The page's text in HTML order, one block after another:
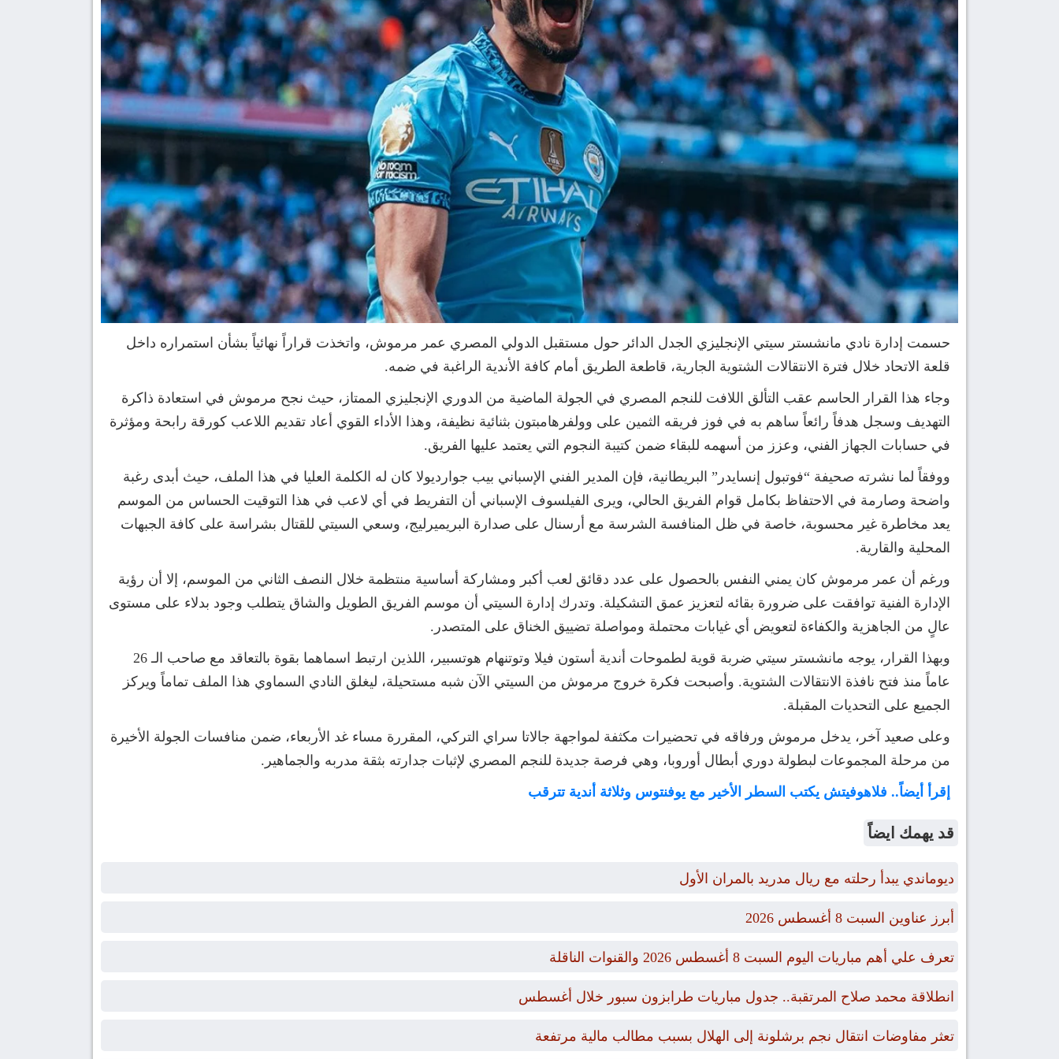
حسمت إدارة نادي مانشستر سيتي الإنجليزي الجدل الدائر حول مستقبل الدولي المصري عمر مرموش، واتخذت قراراً نهائياً بشأن استمراره داخل
قلعة الاتحاد خلال فترة الانتقالات الشتوية الجارية، قاطعة الطريق أمام كافة الأندية الراغبة في ضمه.
وجاء هذا القرار الحاسم عقب التألق اللافت للنجم المصري في الجولة الماضية من الدوري الإنجليزي الممتاز، حيث نجح مرموش في استعادة ذاكرة
التهديف وسجل هدفاً رائعاً ساهم به في فوز فريقه الثمين على وولفرهامبتون بثنائية نظيفة، وهذا الأداء القوي أعاد تقديم اللاعب كورقة رابحة ومؤثرة
في حسابات الجهاز الفني، وعزز من أسهمه للبقاء ضمن كتيبة النجوم التي يعتمد عليها الفريق.
ووفقاً لما نشرته صحيفة “فوتبول إنسايدر” البريطانية، فإن المدير الفني الإسباني بيب جوارديولا كان له الكلمة العليا في هذا الملف، حيث أبدى رغبة
واضحة وصارمة في الاحتفاظ بكامل قوام الفريق الحالي، ويرى الفيلسوف الإسباني أن التفريط في أي لاعب في هذا التوقيت الحساس من الموسم
يعد مخاطرة غير محسوبة، خاصة في ظل المنافسة الشرسة مع أرسنال على صدارة البريميرليج، وسعي السيتي للقتال بشراسة على كافة الجبهات
المحلية والقارية.
ورغم أن عمر مرموش كان يمني النفس بالحصول على عدد دقائق لعب أكبر ومشاركة أساسية منتظمة خلال النصف الثاني من الموسم، إلا أن رؤية
الإدارة الفنية توافقت على ضرورة بقائه لتعزيز عمق التشكيلة. وتدرك إدارة السيتي أن موسم الفريق الطويل والشاق يتطلب وجود بدلاء على مستوى
عالٍ من الجاهزية والكفاءة لتعويض أي غيابات محتملة ومواصلة تضييق الخناق على المتصدر.
وبهذا القرار، يوجه مانشستر سيتي ضربة قوية لطموحات أندية أستون فيلا وتوتنهام هوتسبير، اللذين ارتبط اسماهما بقوة بالتعاقد مع صاحب الـ 26
عاماً منذ فتح نافذة الانتقالات الشتوية. وأصبحت فكرة خروج مرموش من السيتي الآن شبه مستحيلة، ليغلق النادي السماوي هذا الملف تماماً ويركز
الجميع على التحديات المقبلة.
وعلى صعيد آخر، يدخل مرموش ورفاقه في تحضيرات مكثفة لمواجهة جالاتا سراي التركي، المقررة مساء غد الأربعاء، ضمن منافسات الجولة الأخيرة
من مرحلة المجموعات لبطولة دوري أبطال أوروبا، وهي فرصة جديدة للنجم المصري لإثبات جدارته بثقة مدربه والجماهير.
إقرأ أيضاً.. فلاهوفيتش يكتب السطر الأخير مع يوفنتوس وثلاثة أندية تترقب
قد يهمك ايضاً
ديوماندي يبدأ رحلته مع ريال مدريد بالمران الأول
أبرز عناوين السبت 8 أغسطس 2026
تعرف علي أهم مباريات اليوم السبت 8 أغسطس 2026 والقنوات الناقلة
انطلاقة محمد صلاح المرتقبة.. جدول مباريات طرابزون سبور خلال أغسطس
تعثر مفاوضات انتقال نجم برشلونة إلى الهلال بسبب مطالب مالية مرتفعة